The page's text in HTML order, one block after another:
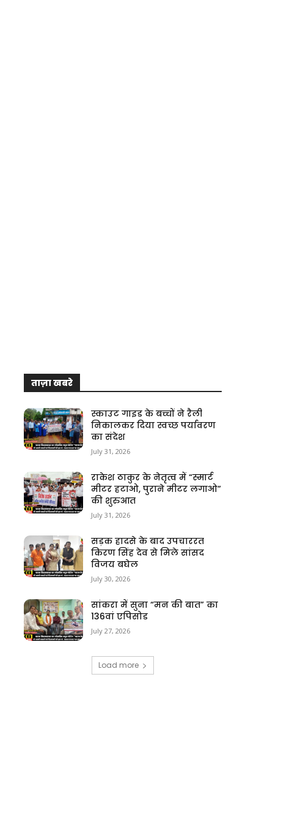
ताज़ा खबरे
स्काउट गाइड के बच्चों ने रैली
निकालकर दिया स्वच्छ पर्यावरण
का संदेश
July 31, 2026
राकेश ठाकुर के नेतृत्व में “स्मार्ट
मीटर हटाओ, पुराने मीटर लगाओ”
की शुरुआत
July 31, 2026
सड़क हादसे के बाद उपचाररत
किरण सिंह देव से मिले सांसद
विजय बघेल
July 30, 2026
सांकरा में सुना “मन की बात” का
136वां एपिसोड
July 27, 2026
Load more